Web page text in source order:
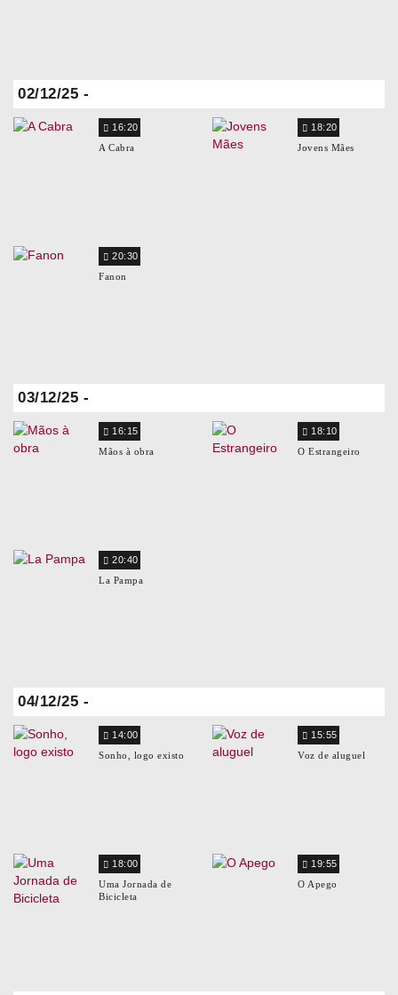
02/12/25 -
16:20
A Cabra
18:20
Jovens Mães
20:30
Fanon
03/12/25 -
16:15
Mãos à obra
18:10
O Estrangeiro
20:40
La Pampa
04/12/25 -
14:00
Sonho, logo existo
15:55
Voz de aluguel
18:00
Uma Jornada de
Bicicleta
19:55
O Apego